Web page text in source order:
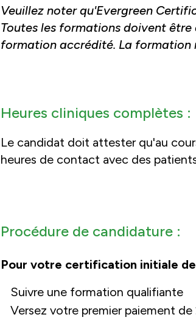
Veuillez noter qu'Evergreen
Toutes les formations doivent
formation accrédité. La formation
Heures cliniques complètes :
Le candidat doit attester qu'au
heures de contact avec des
Procédure de candidature :
Pour votre certification initiale de
Suivre une formation qualifiante
Versez votre premier paiement